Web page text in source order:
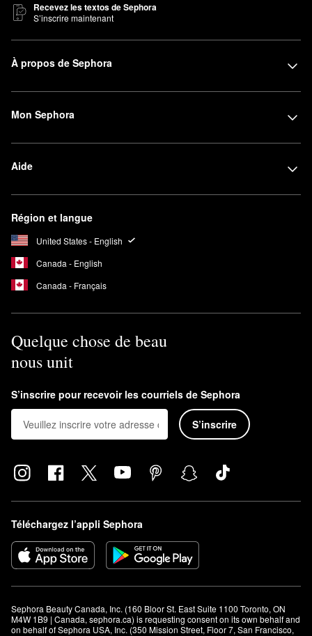
Recevez les textos de Sephora
S’inscrire maintenant
À propos de Sephora
Mon Sephora
Aide
Région et langue
United States - English
Canada - English
Canada - Français
Quelque chose de beau
nous unit
S’inscrire pour recevoir les courriels de Sephora
S’inscrire
Téléchargez l’appli Sephora
Sephora Beauty Canada, Inc. (160 Bloor St. East Suite 1100 Toronto, ON
M4W 1B9 | Canada, sephora.ca) is requesting consent on its own behalf and
on behalf of Sephora USA, Inc. (350 Mission Street, Floor 7, San Francisco,